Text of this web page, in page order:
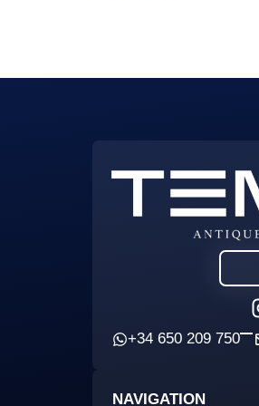
+34 650 209 750
NAVIGATION